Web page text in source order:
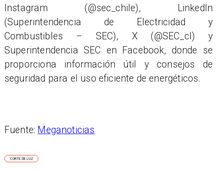
Instagram (@sec_chile), LinkedIn
(Superintendencia de Electricidad y
Combustibles – SEC), X (@SEC_cl) y
Superintendencia SEC en Facebook, donde se
proporciona información útil y consejos de
seguridad para el uso eficiente de energéticos.
Fuente: Meganoticias
CORTE DE LUZ